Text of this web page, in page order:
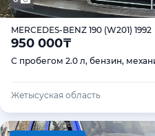
MERCEDES-BENZ 190 (W201) 1992
950 000₸
С пробегом 2.0 л, бензин,
Жетысуская область